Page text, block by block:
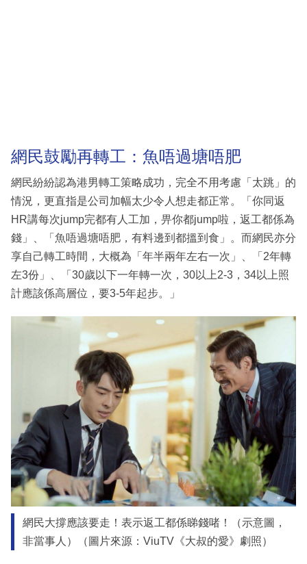
網民鼓勵再轉工：魚唔過塘唔肥
網民紛紛認為港男轉工策略成功，完全不用考慮「太跳」的
情況，更直指是公司加幅太少令人想走都正常。「你同返
HR講每次jump完都有人工加，畀你都jump啦，返工都係為
錢」、「魚唔過塘唔肥，有料邊到都搵到食」。而網民亦分
享自己轉工時間，大概為「年半兩年左右一次」、「2年轉
左3份」、「30歲以下一年轉一次，30以上2-3，34以上照
計應該係高層位，要3-5年起步。」
網民大撐應該要走！表示返工都係睇錢啫！（示意圖，
非當事人）（圖片來源：ViuTV《大叔的愛》劇照）